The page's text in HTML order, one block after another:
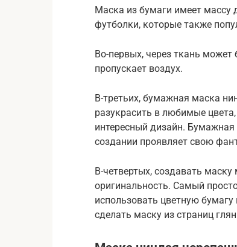
Маска из бумаги имеет массу
футболки, которые также
Во-первых, через ткань
пропускает воздух.
В-третьих, бумажная маска
разукрасить в любимые
интересный дизайн.
создании проявляет свою
В-четвертых, создавать
оригинальность. Самый
использовать цветную
сделать маску из страниц